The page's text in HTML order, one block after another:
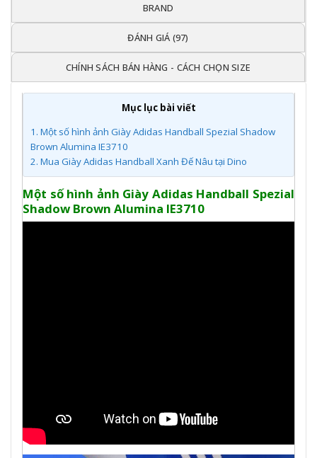
BRAND
ĐÁNH GIÁ (97)
CHÍNH SÁCH BÁN HÀNG - CÁCH CHỌN SIZE
Mục lục bài viết
1. Một số hình ảnh Giày Adidas Handball Spezial Shadow
Brown Alumina IE3710
2. Mua Giày Adidas Handball Xanh Đế Nâu tại Dino
Một số hình ảnh Giày Adidas Handball Spezial
Shadow Brown Alumina IE3710